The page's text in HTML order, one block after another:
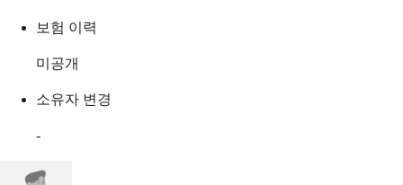
보험 이력
미공개
소유자 변경
-